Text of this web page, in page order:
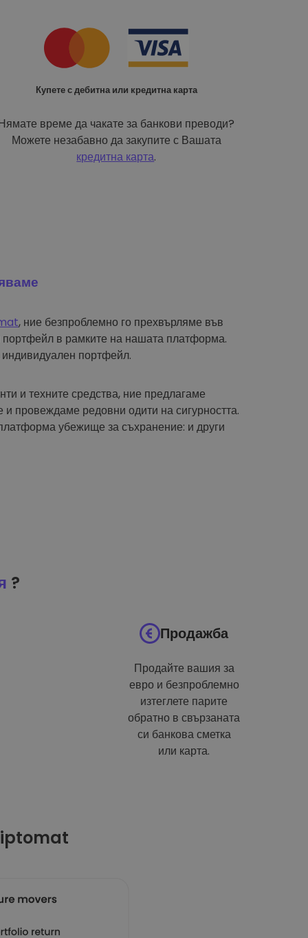
Купете с дебитна или кредитна карта
време да чакате за банкови преводи?
Можете незабавно да закупите с Вашата
кредитна карта.
, ние безпроблемно го прехвърляме във
в рамките на нашата платформа.
портфейл.
и техните средства, ние предлагаме
провеждаме редовни одити на сигурността.
убежище за съхранение: и други
?
Продажба
Продайте вашия за
евро и безпроблемно
изтеглете парите
обратно в свързаната
си банкова сметка
или карта.